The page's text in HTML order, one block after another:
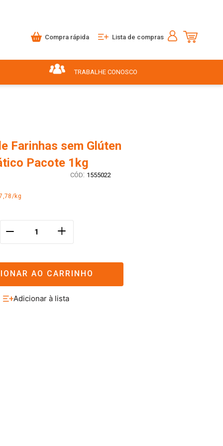
Compra rápida Lista de compras
TRABALHE CONOSCO
Farinhas sem Glúten
Pacote 1kg
: 1555022
kg
＋
AO CARRINHO